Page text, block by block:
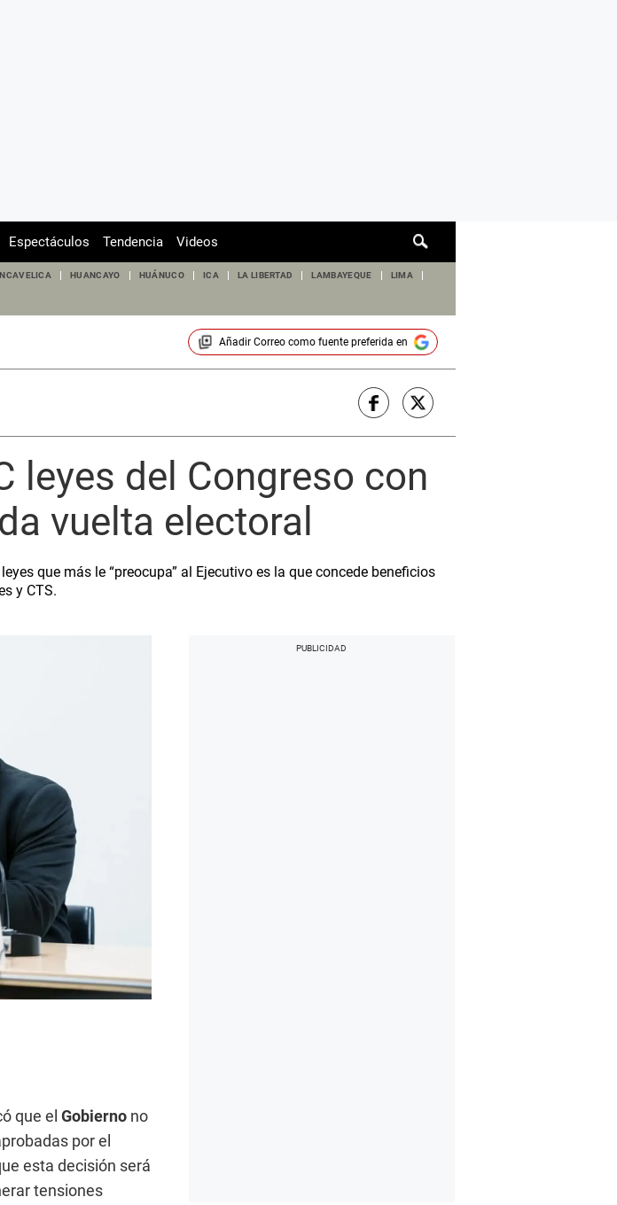
de
Espectáculos Tendencia Videos
HUANCAYO HUÁNUCO ICA LA LIBERTAD LAMBAYEQUE LIMA
Añadir Correocomo fuente preferida en
leyes del Congreso con
vuelta electoral
que más le “preocupa” al Ejecutivo es la que concede beneficios
y CTS.
que el Gobierno no
por el
esta decisión será
tensiones